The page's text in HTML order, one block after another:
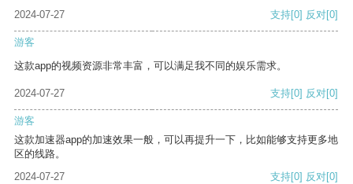
2024-07-27 支持[0] 反对[0]
游客
这款app的视频资源非常丰富，可以满足我不同的娱乐需求。
2024-07-27 支持[0] 反对[0]
游客
这款加速器app的加速效果一般，可以再提升一下，比如能够支持更多地
区的线路。
2024-07-27
支持[0] 反对[0]